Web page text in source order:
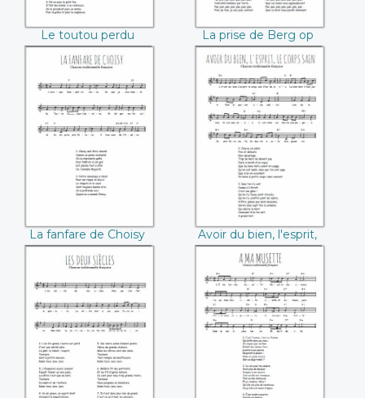
Le toutou perdu
La prise de Berg op
zoom
La fanfare de
Choisy
La fanfare de Choisy
Avoir du bien,
l'esprit, le corps
sain
Avoir du bien, l'esprit,
le corps sain
Les deux siècles A ma musette